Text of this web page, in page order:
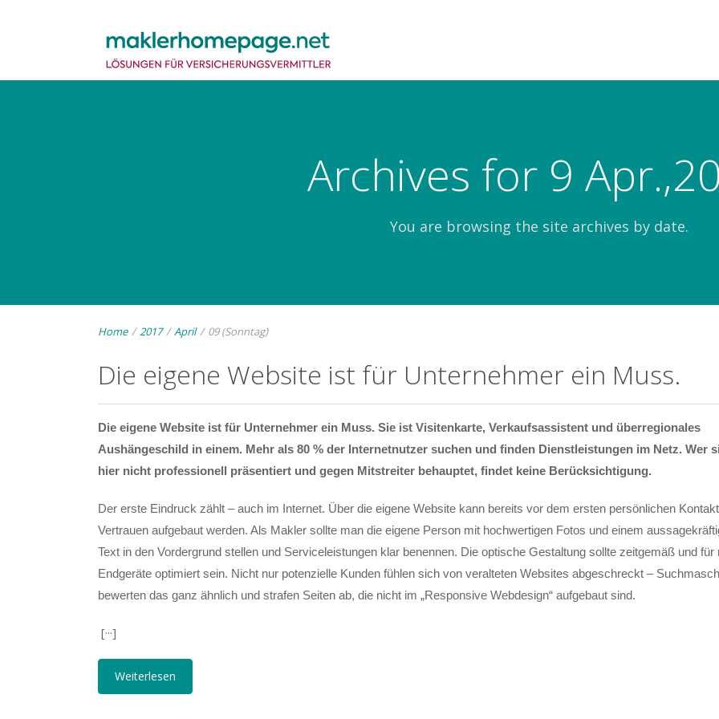
Archives for 9
You are browsing the site archives by date.
Home /2017 /April / 09 (Sonntag)
Die eigene Website ist für Unternehmer ein Muss.
Die eigene Website ist für Unternehmer ein Muss. Sie ist Visitenkarte, Verkaufsassistent und überregionales
Aushängeschild in einem. Mehr als 80 % der Internetnutzer suchen und finden Dienstleistungen im Netz. Wer
hier nicht professionell präsentiert und gegen Mitstreiter behauptet, findet keine Berücksichtigung.
Der erste Eindruck zählt – auch im Internet. Über die eigene Website kann bereits vor dem ersten persönlichen Kontakt
Vertrauen aufgebaut werden. Als Makler sollte man die eigene Person mit hochwertigen Fotos und einem
Text in den Vordergrund stellen und Serviceleistungen klar benennen. Die optische Gestaltung sollte zeitgemäß und für
Endgeräte optimiert sein. Nicht nur potenzielle Kunden fühlen sich von veralteten Websites abgeschreckt –
bewerten das ganz ähnlich und strafen Seiten ab, die nicht im „Responsive Webdesign“ aufgebaut sind.
[···]
Weiterlesen